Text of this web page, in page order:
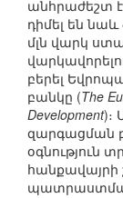
անհրաժեշտ է
դիմել են
մլն վարկ
բերել
բանկը (The
Development)։
զարգացման
օգնություն
հանքավայրի